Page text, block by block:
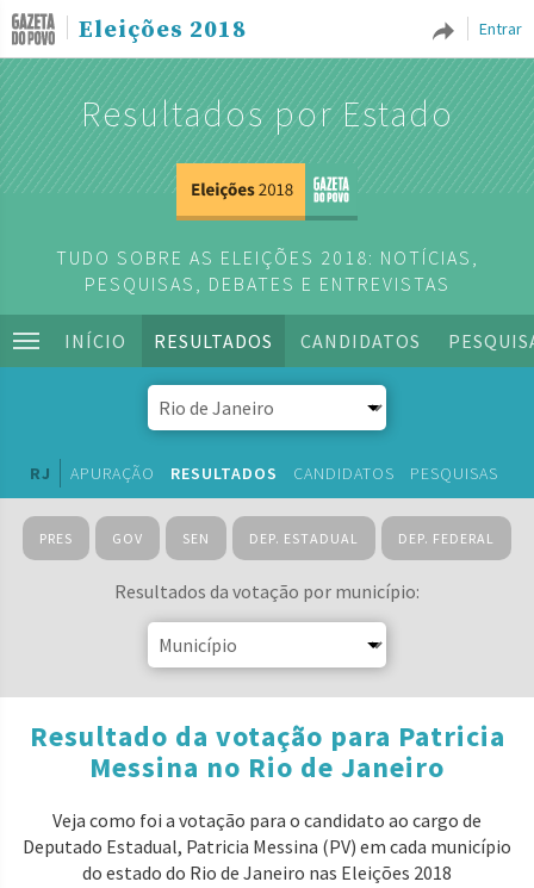
Entrar
Eleições 2018
Resultados por Estado
TUDO SOBRE AS ELEIÇÕES 2018: NOTÍCIAS,
PESQUISAS, DEBATES E ENTREVISTAS
INÍCIO RESULTADOS CANDIDATOS
RJ APURAÇÃO RESULTADOS CANDIDATOS PESQUISAS
PRES GOV SEN DEP. ESTADUAL DEP. FEDERAL
Resultados da votação por município:
Resultado da votação para Patricia
Messina no Rio de Janeiro
Veja como foi a votação para o candidato ao cargo de
Deputado Estadual, Patricia Messina (PV) em cada município
do estado do Rio de Janeiro nas Eleições 2018